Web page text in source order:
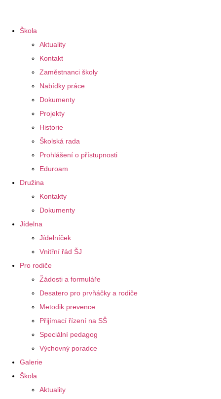
Škola
Aktuality
Kontakt
Zaměstnanci školy
Nabídky práce
Dokumenty
Projekty
Historie
Školská rada
Prohlášení o přístupnosti
Eduroam
Družina
Kontakty
Dokumenty
Jídelna
Jídelníček
Vnitřní řád ŠJ
Pro rodiče
Žádosti a formuláře
Desatero pro prvňáčky a rodiče
Metodik prevence
Přijímací řízení na SŠ
Speciální pedagog
Výchovný poradce
Galerie
Škola
Aktuality